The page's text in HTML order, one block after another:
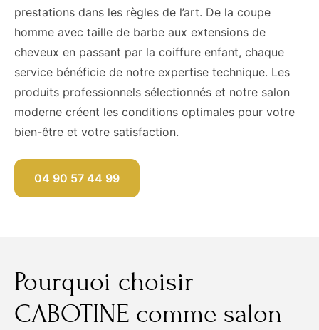
prestations dans les règles de l’art. De la coupe
homme avec taille de barbe aux extensions de
cheveux en passant par la coiffure enfant, chaque
service bénéficie de notre expertise technique. Les
produits professionnels sélectionnés et notre salon
moderne créent les conditions optimales pour votre
bien-être et votre satisfaction.
04 90 57 44 99
Pourquoi choisir
CABOTINE comme salon